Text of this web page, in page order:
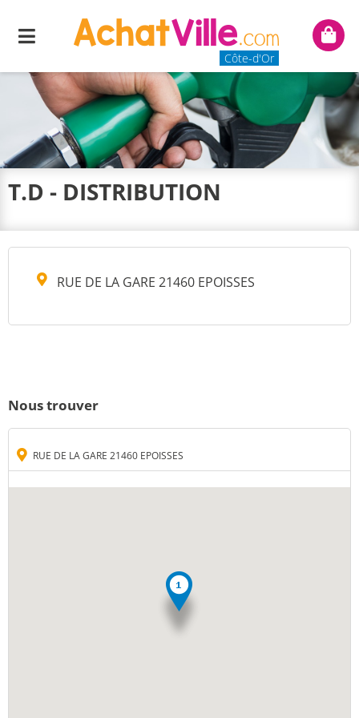
Menu
Côte-d'Or
Mon
T.D - DISTRIBUTION
RUE DE LA GARE 21460 EPOISSES
Nous trouver
RUE DE LA GARE 21460 EPOISSES